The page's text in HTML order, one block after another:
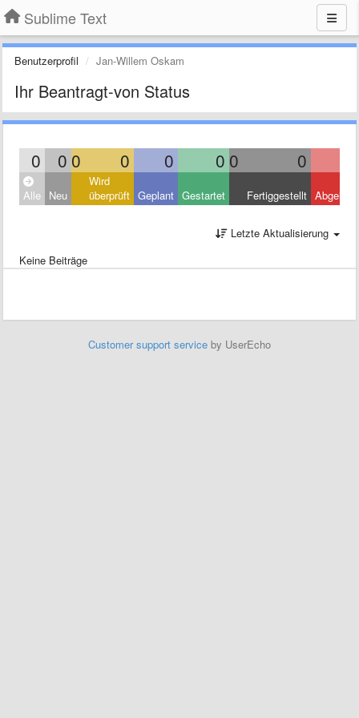
Sublime Text
Benutzerprofil Jan-Willem Oskam
Ihr Beantragt-von Status
0 0 0 0 0 0 0 0
Alle Neu
Wird
überprüft Geplant Gestartet Fertiggestellt
Letzte Aktualisierung
Keine Beiträge
Customer support service by UserEcho